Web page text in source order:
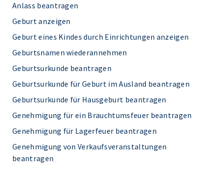
Anlass beantragen
Geburt anzeigen
Geburt eines Kindes durch Einrichtungen anzeigen
Geburtsnamen wiederannehmen
Geburtsurkunde beantragen
Geburtsurkunde für Geburt im Ausland beantragen
Geburtsurkunde für Hausgeburt beantragen
Genehmigung für ein Brauchtumsfeuer beantragen
Genehmigung für Lagerfeuer beantragen
Genehmigung von Verkaufsveranstaltungen
beantragen